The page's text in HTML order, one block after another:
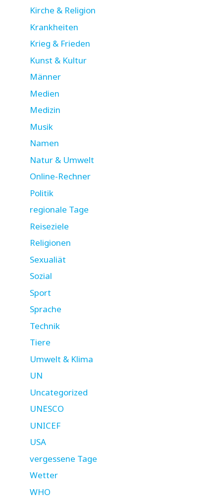
Kirche & Religion
Krankheiten
Krieg & Frieden
Kunst & Kultur
Männer
Medien
Medizin
Musik
Namen
Natur & Umwelt
Online-Rechner
Politik
regionale Tage
Reiseziele
Religionen
Sexualiät
Sozial
Sport
Sprache
Technik
Tiere
Umwelt & Klima
UN
Uncategorized
UNESCO
UNICEF
USA
vergessene Tage
Wetter
WHO